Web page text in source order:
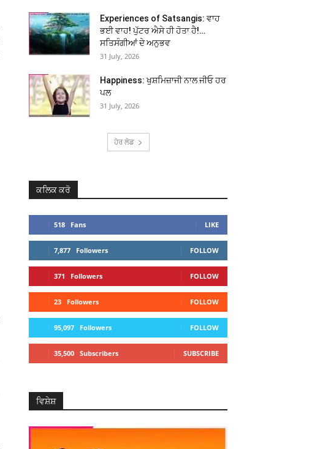
Experiences of Satsangis: ਵਾਹ
ਭਈ ਵਾਹ! ਪੁੱਟਰ ਐਸੇ ਹੀ ਹੋਤਾ ਹੈ!…
ਸਤਿਸੰਗੀਆਂ ਦੇ ਅਨੁਭਵ
31 July, 2026
Happiness: ਖੁਸ਼ਮਿਜ਼ਾਜੀ ਨਾਲ ਜੀਓ ਹਰ
ਪਲ
31 July, 2026
ਹੋਰ ਲੋਡ
ਕਲਿਕ ਕਰੋ
518 Fans LIKE
7,877 Followers FOLLOW
371 Followers FOLLOW
23 Followers FOLLOW
95,097 Followers FOLLOW
35,500 Subscribers SUBSCRIBE
ਵਿਸ਼ੇਸ਼